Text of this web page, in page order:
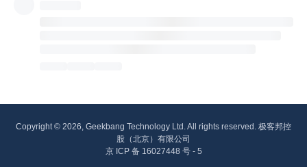
Copyright © 2026, Geekbang Technology Ltd. All rights reserved. 极客邦控
股（北京）有限公司
京 ICP 备 16027448 号 - 5